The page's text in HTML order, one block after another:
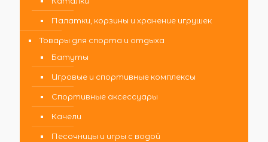
Палатки, корзины и хранение игрушек
Товары для спорта и отдыха
Батуты
Игровые и спортивные комплексы
Спортивные аксессуары
Качели
Песочницы и игры с водой